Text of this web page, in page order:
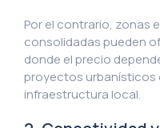
Por el contrario, zonas
consolidadas pueden
donde el precio
proyectos urbanísticos
infraestructura local.